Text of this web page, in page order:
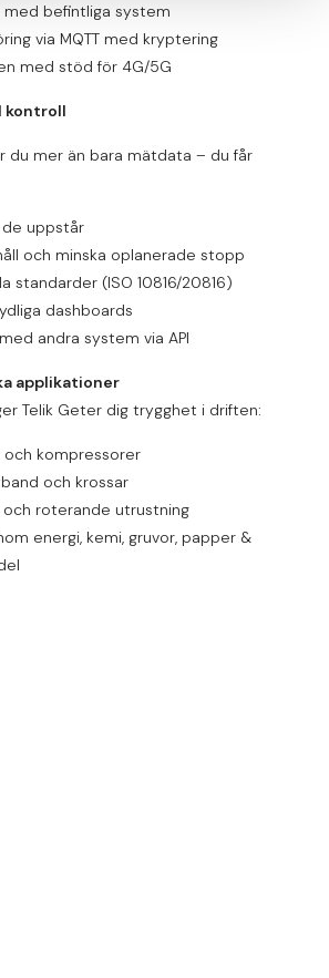
med befintliga system
via MQTT med kryptering
med stöd för 4G/5G
kontroll
du mer än bara mätdata – du får
de uppstår
och minska oplanerade stopp
standarder (ISO 10816/20816)
dashboards
andra system via API
applikationer
Telik Geter dig trygghet i driften:
och kompressorer
och krossar
och roterande utrustning
energi, kemi, gruvor, papper &